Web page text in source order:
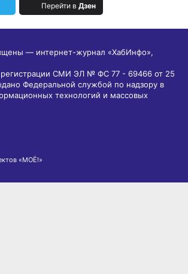
Перейти в Дзен
— интернет-журнал «ХабИнфо»,
регистрации СМИ ЭЛ № ФС 77 - 69466 от 25
Федеральной службой по надзору в
технологий и массовых
«МОЁ!»